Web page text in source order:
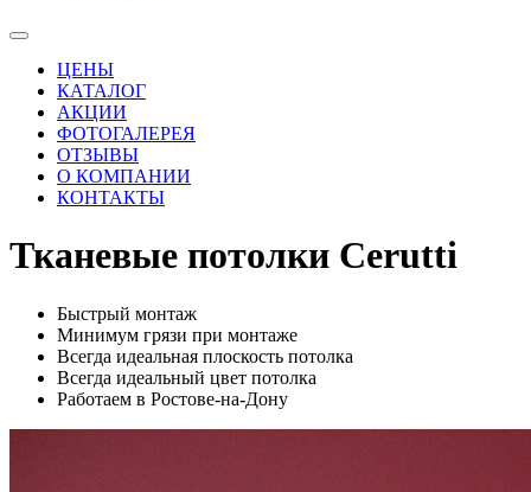
ЦЕНЫ
КАТАЛОГ
АКЦИИ
ФОТОГАЛЕРЕЯ
ОТЗЫВЫ
О КОМПАНИИ
КОНТАКТЫ
Тканевые потолки Cerutti
Быстрый монтаж
Минимум грязи при монтаже
Всегда идеальная плоскость потолка
Всегда идеальный цвет потолка
Работаем в Ростове-на-Дону